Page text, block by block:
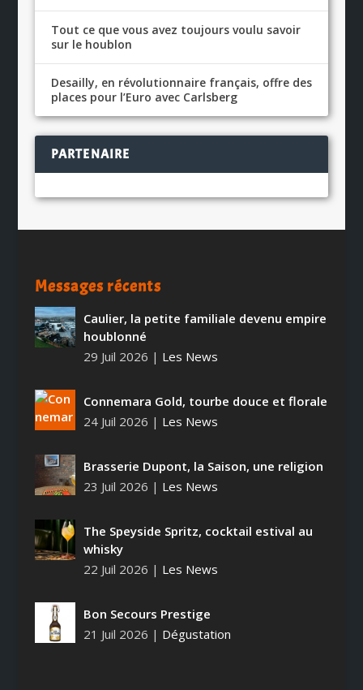
Tout ce que vous avez toujours voulu savoir
sur le houblon
Desailly, en révolutionnaire français, offre des
places pour l’Euro avec Carlsberg
PARTENAIRE
Messages récents
Caulier, la petite familiale devenu empire
houblonné
29 Juil 2026 | Les News
Connemara Gold, tourbe douce et florale
24 Juil 2026 | Les News
Brasserie Dupont, la Saison, une religion
23 Juil 2026 | Les News
The Speyside Spritz, cocktail estival au
whisky
22 Juil 2026 | Les News
Bon Secours Prestige
21 Juil 2026 | Dégustation